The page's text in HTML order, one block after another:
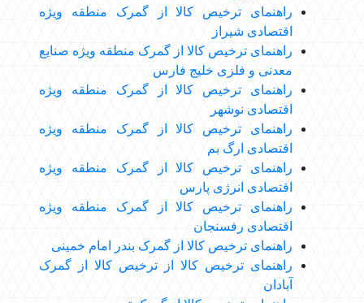
راهنمای ترخیص کالا از گمرک منطقه ویژه
اقتصادی شیراز
راهنمای ترخیص کالا از گمرک منطقه ویژه صنایع
معدنی و فلزی خلیج فارس
راهنمای ترخیص کالا از گمرک منطقه ویژه
اقتصادی نوشهر
راهنمای ترخیص کالا از گمرک منطقه ویژه
اقتصادی ارگ بم
راهنمای ترخیص کالا از گمرک منطقه ویژه
اقتصادی انرژی پارس
راهنمای ترخیص کالا از گمرک منطقه ویژه
اقتصادی رفسنجان
راهنمای ترخیص کالا از گمرک بندر امام خمینی
راهنمای ترخیص کالا از ترخیص کالا از گمرک
آبادان